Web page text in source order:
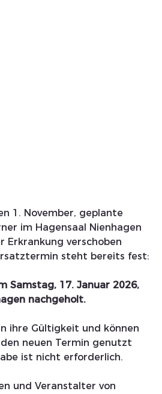
1. November, geplante
im Hagensaal Nienhagen
Erkrankung verschoben
steht bereits fest:
Samstag, 17. Januar 2026,
nachgeholt.
ihre Gültigkeit und können
neuen Termin genutzt
ist nicht erforderlich.
und Veranstalter von